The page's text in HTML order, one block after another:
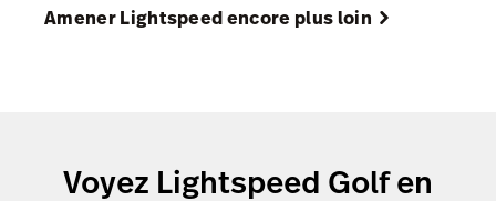
Amener Lightspeed encore plus loin
Voyez Lightspeed Golf en